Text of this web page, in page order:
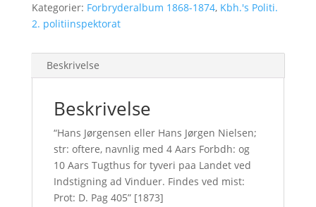
Kategorier: Forbryderalbum 1868-1874, Kbh.'s Politi.
2. politiinspektorat
Beskrivelse
Beskrivelse
“Hans Jørgensen eller Hans Jørgen Nielsen;
str: oftere, navnlig med 4 Aars Forbdh: og
10 Aars Tugthus for tyveri paa Landet ved
Indstigning ad Vinduer. Findes ved mist:
Prot: D. Pag 405” [1873]